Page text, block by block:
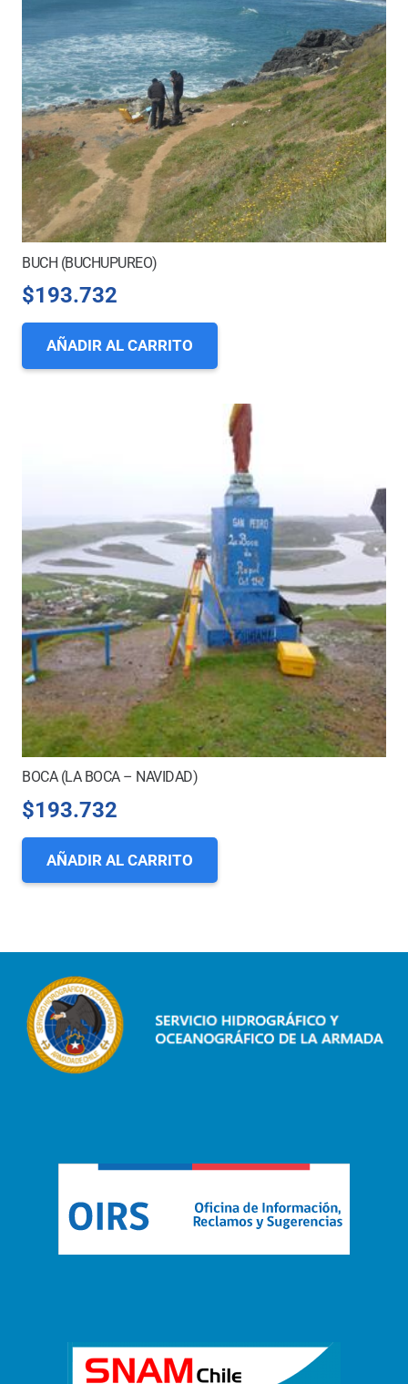
BUCH (BUCHUPUREO)
$193.732
AÑADIR AL CARRITO
BOCA (LA BOCA – NAVIDAD)
$193.732
AÑADIR AL CARRITO